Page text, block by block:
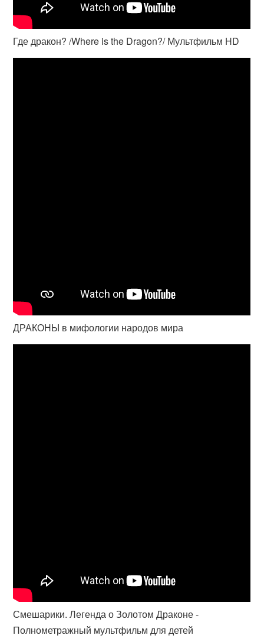
Где дракон? /Where is the Dragon?/ Мультфильм HD
ДРАКОНЫ в мифологии народов мира
Смешарики. Легенда о Золотом Драконе -
Полнометражный мультфильм для детей